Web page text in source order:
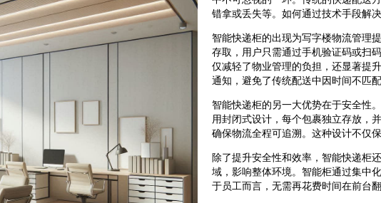
错拿或丢失等。如何通过技术手段解
智能快递柜的出现为写字楼物流管理
存取，用户只需通过手机验证码或扫
仅减轻了物业管理的负担，还显著提
通知，避免了传统配送中因时间不匹配
智能快递柜的另一大优势在于安全性
用封闭式设计，每个包裹独立存放，
确保物流全程可追溯。这种设计不仅
除了提升安全性和效率，智能快递柜
域，影响整体环境。智能柜通过集中
于员工而言，无需再花费时间在前台